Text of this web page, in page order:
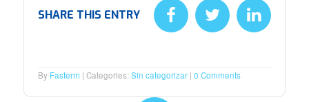
SHARE THIS ENTRY
By Fasterm Categories: Sin categorizar 0 Comments